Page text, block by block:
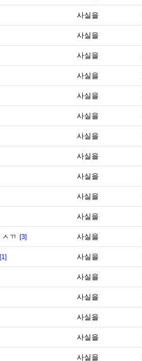
사실을
사실을
사실을
사실을
사실을
사실을
사실을
사실을
사실을
사실을
사실을
ㄲ [3] 사실을
[1] 사실을
사실을
사실을
사실을
사실을
사실을